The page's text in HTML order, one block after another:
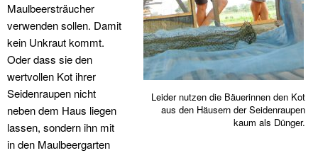
Leider nutzen die Bäuerinnen den Kot
aus den Häusern der Seidenraupen
kaum als Dünger.
Maulbeersträucher
verwenden sollen. Damit
kein Unkraut kommt.
Oder dass sie den
wertvollen Kot ihrer
Seidenraupen nicht
neben dem Haus liegen
lassen, sondern ihn mit
in den Maulbeergarten